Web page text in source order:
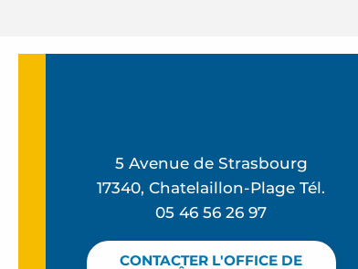
5 Avenue de Strasbourg
17340, Chatelaillon-Plage Tél.
05 46 56 26 97
CONTACTER L'OFFICE DE